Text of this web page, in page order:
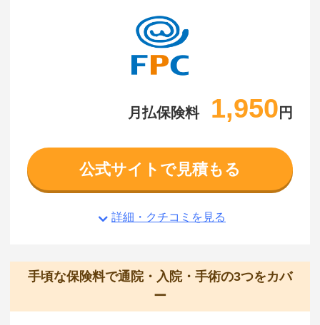
月払保険料 1,950 円
公式サイトで見積もる
詳細・クチコミを見る
手頃な保険料で通院・入院・手術の3つをカバ
ー